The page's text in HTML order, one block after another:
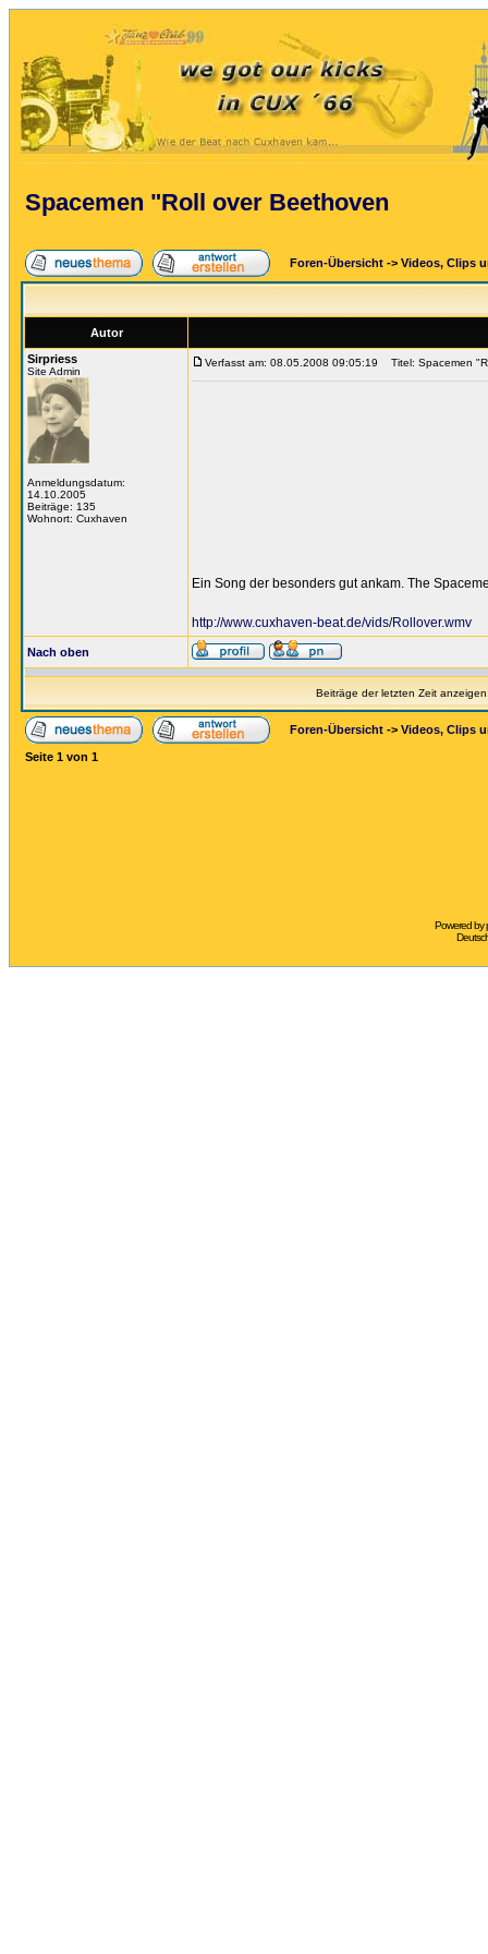
Spacemen "Roll over Beethoven
Foren-Übersicht -> Videos, Clips
Autor
Sirpriess
Site Admin
Anmeldungsdatum:
14.10.2005
Beiträge: 135
Wohnort: Cuxhaven
Verfasst am: 08.05.2008 09:05:19 Titel: Spacemen
Ein Song der besonders gut ankam. The
http://www.cuxhaven-beat.de/vids/Rollover.wmv
Nach oben
Beiträge der letzten Zeit
Foren-Übersicht -> Videos, Clips
Seite 1 von 1
Powered by